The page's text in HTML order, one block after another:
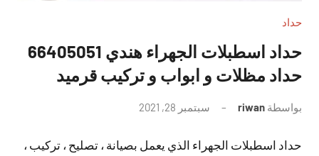
حداد
حداد اسطبلات الجهراء هندي 66405051
حداد مظلات و ابواب و تركيب قرميد
بواسطة riwan سبتمبر 28, 2021
تعليقات
حداد اسطبلات الجهراء الذي يعمل بصيانة ، تصليح ، تركيب ،